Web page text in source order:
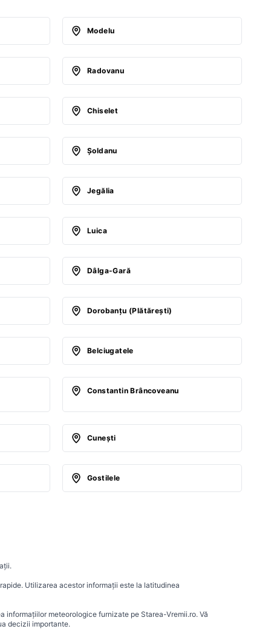
Modelu
Radovanu
Chiselet
Şoldanu
Jegălia
Luica
Dâlga-Gară
Dorobanţu (Plătăreşti)
Belciugatele
Constantin Brâncoveanu
Cuneşti
Gostilele
Utilizarea acestor informații este la latitudinea
meteorologice furnizate pe Starea-Vremii.ro. Vă
decizii importante.